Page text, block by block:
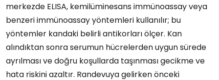
merkezde ELISA, kemilüminesans immünoassay veya
benzeri immünoassay yöntemleri kullanılır; bu
yöntemler kandaki belirli antikorları ölçer. Kan
alındıktan sonra serumun hücrelerden uygun sürede
ayrılması ve doğru koşullarda taşınması gecikme ve
hata riskini azaltır. Randevuya gelirken önceki